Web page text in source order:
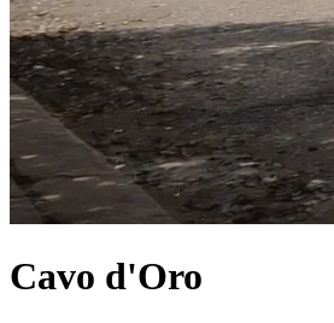
Cavo d'Oro